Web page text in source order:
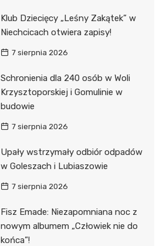
Klub Dziecięcy „Leśny Zakątek” w
Niechcicach otwiera zapisy!
7 sierpnia 2026
Schronienia dla 240 osób w Woli
Krzysztoporskiej i Gomulinie w
budowie
7 sierpnia 2026
Upały wstrzymały odbiór odpadów
w Goleszach i Lubiaszowie
7 sierpnia 2026
Fisz Emade: Niezapomniana noc z
nowym albumem „Człowiek nie do
końca”!